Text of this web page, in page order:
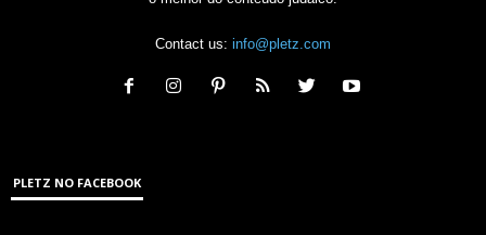
Contact us: info@pletz.com
PLETZ NO FACEBOOK